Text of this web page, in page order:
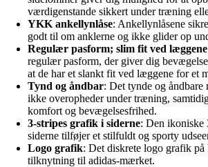
værdigenstande sikkert under træning
YKK ankellynlåse: Ankellynlåsene
godt til om anklerne og ikke glider op
Regulær pasform; slim fit ved læggene
regulær pasform, der giver dig
at de har et slankt fit ved læggene for et
Tynd og åndbar: Det tynde og åndbare
ikke overopheder under træning,
komfort og bevægelsesfrihed.
3-stripes grafik i siderne: Den ikoniske
siderne tilføjer et stilfuldt og sporty
Logo grafik: Det diskrete logo grafik på
tilknytning til adidas-mærket.